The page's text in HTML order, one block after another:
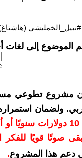
#نبيل_الخمليشي (هاشتاغ)
الموضوع إلى لغات
مشروع تطوعي
ولضمان
بدعمكم بمبلغ 10
صوتًا قويًا للفكر
دعم هذا المشروع.